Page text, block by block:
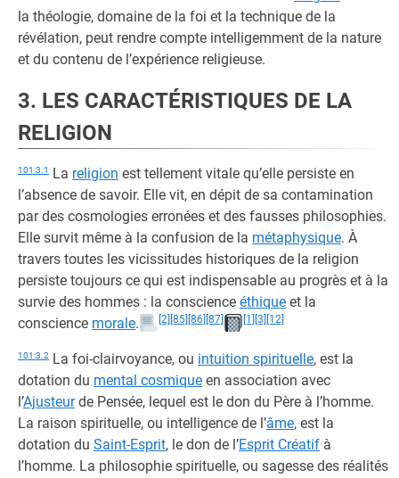
la théologie, domaine de la foi et la technique de la
révélation, peut rendre compte intelligemment de la nature
et du contenu de l’expérience religieuse.
3. LES CARACTÉRISTIQUES DE LA
RELIGION
101:3.1 La religion est tellement vitale qu’elle persiste en
l’absence de savoir. Elle vit, en dépit de sa contamination
par des cosmologies erronées et des fausses philosophies.
Elle survit même à la confusion de la métaphysique. À
travers toutes les vicissitudes historiques de la religion
persiste toujours ce qui est indispensable au progrès et à la
survie des hommes : la conscience éthique et la
conscience morale. [2] [85] [86] [87] [1] [3] [12]
101:3.2 La foi-clairvoyance, ou intuition spirituelle, est la
dotation du mental cosmique en association avec
l’Ajusteurde Pensée, lequel est le don du Père à l’homme.
La raison spirituelle, ou intelligence de l’âme, est la
dotation du Saint-Esprit, le don de l’Esprit Créatif à
l’homme. La philosophie spirituelle, ou sagesse des réalités